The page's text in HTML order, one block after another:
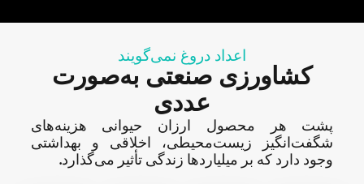
اعداد دروغ نمی‌گویند
کشاورزی صنعتی به‌صورت
عددی
پشت هر محصول ارزان حیوانی هزینه‌های
شگفت‌انگیز زیست‌محیطی، اخلاقی و بهداشتی
وجود دارد که بر میلیاردها زندگی تأثیر می‌گذارد.